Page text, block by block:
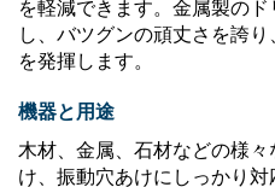
を軽減できます。金属製の
し、バツグンの頑丈さを誇
を発揮します。
機器と用途
木材、金属、石材などの様
け、振動穴あけにしっかり対